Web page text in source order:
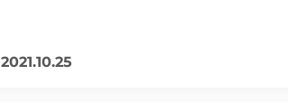
2021.10.25